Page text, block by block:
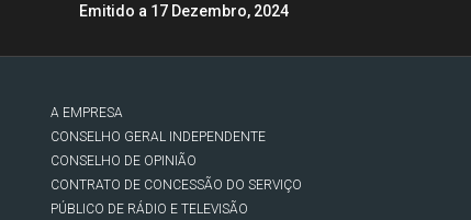
Emitido a 17 Dezembro, 2024
A EMPRESA
CONSELHO GERAL INDEPENDENTE
CONSELHO DE OPINIÃO
CONTRATO DE CONCESSÃO DO SERVIÇO
PÚBLICO DE RÁDIO E TELEVISÃO